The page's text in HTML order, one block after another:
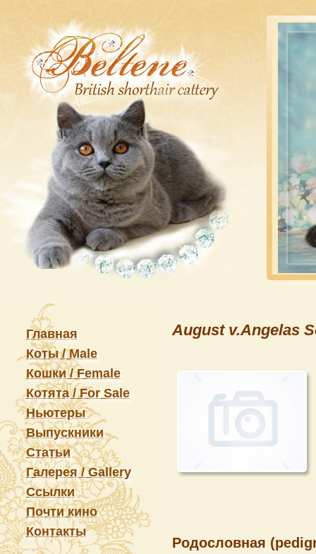
Главная
Коты / Male
Кошки / Female
Котята / For Sale
Ньютеры
Выпускники
Статьи
Галерея / Gallery
Ссылки
Почти кино
Контакты
August v.Angelas
Родословная